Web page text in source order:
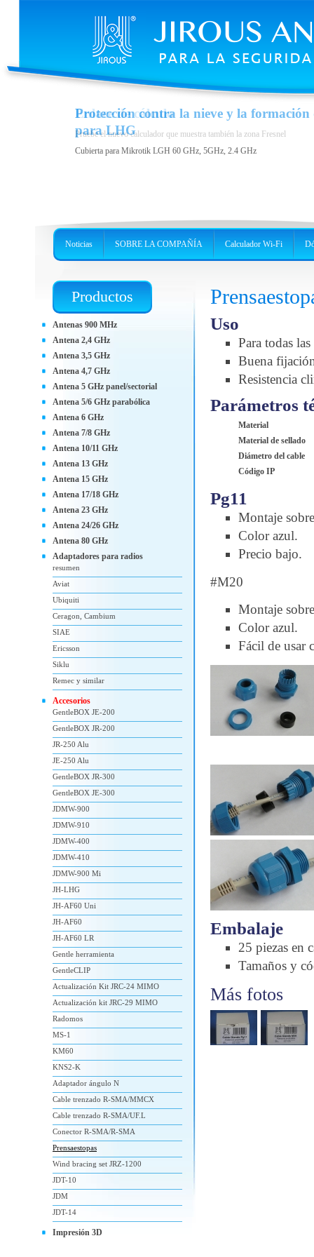
Enlace de cálculo
Pruebe el nuevo calculador que muestra también la zona Fresnel
Protección contra la nieve y la formación
para LHG
Cubierta para Mikrotik LGH 60 GHz, 5GHz, 2.4 GHz
Uso
Para todas
Buena
Resistencia
Parámetros
Material
Material de sellado
Diámetro del cable
Código IP
Pg11
Montaje
Color azul.
Precio bajo.
#M20
Montaje
Color azul.
Fácil de usar
Embalaje
25 piezas en
Tamaños y
Más fotos
Productos
Antenas 900 MHz
Antena 2,4 GHz
Antena 3,5 GHz
Antena 4,7 GHz
Antena 5 GHz panel/sectorial
Antena 5/6 GHz parabólica
Antena 6 GHz
Antena 7/8 GHz
Antena 10/11 GHz
Antena 13 GHz
Antena 15 GHz
Antena 17/18 GHz
Antena 23 GHz
Antena 24/26 GHz
Antena 80 GHz
Adaptadores para radios
resumen
Aviat
Ubiquiti
Ceragon, Cambium
SIAE
Ericsson
Siklu
Remec y similar
Accesorios
GentleBOX JE-200
GentleBOX JR-200
JR-250 Alu
JE-250 Alu
GentleBOX JR-300
GentleBOX JE-300
JDMW-900
JDMW-910
JDMW-400
JDMW-410
JDMW-900 Mi
JH-LHG
JH-AF60 Uni
JH-AF60
JH-AF60 LR
Gentle herramienta
GentleCLIP
Actualización Kit JRC-24 MIMO
Actualización kit JRC-29 MIMO
Radomos
MS-1
KM60
KNS2-K
Adaptador ángulo N
Cable trenzado R-SMA/MMCX
Cable trenzado R-SMA/UF.L
Conector R-SMA/R-SMA
Prensaestopas
Wind bracing set JRZ-1200
JDT-10
JDM
JDT-14
Impresión 3D
Noticias SOBRE LA COMPAÑÍA Calculador Wi-Fi